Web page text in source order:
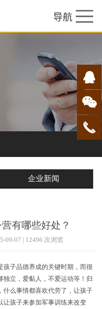
企业新闻
有哪些好处？
09-07 | 12496 次浏览
子品德养成的关键时期，而很
立，爱黏人，不爱运动等！归
什么事情都喜欢代劳了，让孩子
让孩子来参加军事训练来改变